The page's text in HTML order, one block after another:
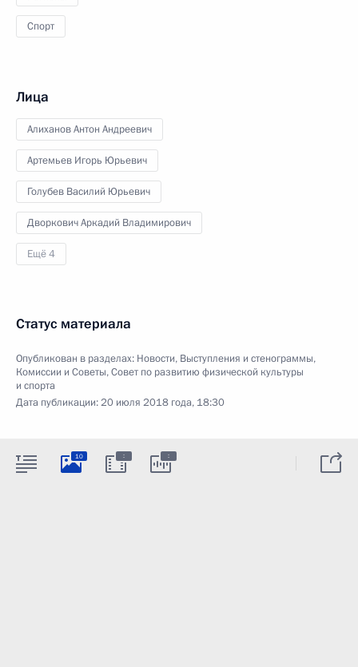
Спорт
Лица
Алиханов Антон Андреевич
Артемьев Игорь Юрьевич
Голубев Василий Юрьевич
Дворкович Аркадий Владимирович
Ещё 4
Статус материала
Опубликован в разделах: Новости, Выступления и стенограммы,
Комиссии и Советы,Совет по развитию физической культуры
и спорта
Дата публикации:20 июля 2018 года, 18:30
10 : :